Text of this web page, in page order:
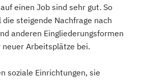
einen Job sind sehr gut. So
steigende Nachfrage nach
anderen Eingliederungsformen
neuer Arbeitsplätze bei.
soziale Einrichtungen, sie